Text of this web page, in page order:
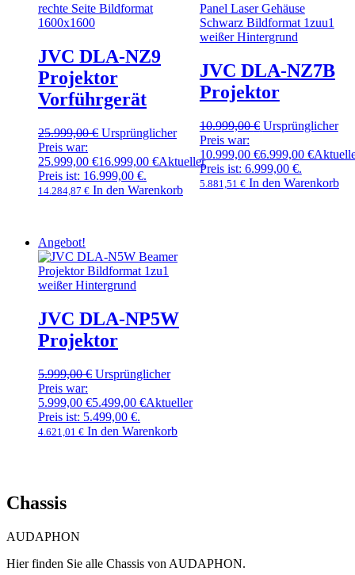
JVC DLA-NZ9
Projektor
Vorführgerät
25.999,00€ Ursprünglicher
Preis war:
25.999,00 €16.999,00 €Aktueller
Preis ist: 16.999,00 €.
14.284,87 € In den Warenkorb
JVC DLA-NZ7B
Projektor
10.999,00€ Ursprünglicher
Preis war:
10.999,00 €6.999,00 €
Preis ist: 6.999,00 €.
5.881,51 € In den Warenkorb
Angebot!
JVC DLA-NP5W
Projektor
5.999,00€ Ursprünglicher
Preis war:
5.999,00 €5.499,00 €Aktueller
Preis ist: 5.499,00 €.
4.621,01 € In den Warenkorb
Chassis
AUDAPHON
Hier finden Sie alle Chassis von AUDAPHON.